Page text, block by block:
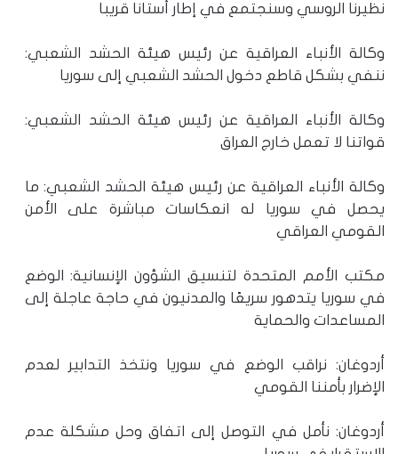
نظيرنا الروسي وسنجتمع في إطار أستانا قريبا
وكالة الأنباء العراقية عن رئيس هيئة الحشد الشعبي:
ننفي بشكل قاطع دخول الحشد الشعبي إلى سوريا
وكالة الأنباء العراقية عن رئيس هيئة الحشد الشعبي:
قواتنا لا تعمل خارج العراق
وكالة الأنباء العراقية عن رئيس هيئة الحشد الشعبي: ما
يحصل في سوريا له انعكاسات مباشرة على الأمن
القومي العراقي
مكتب الأمم المتحدة لتنسيق الشؤون الإنسانية: الوضع
في سوريا يتدهور سريعًا والمدنيون في حاجة عاجلة إلى
المساعدات والحماية
أردوغان: نراقب الوضع في سوريا ونتخذ التدابير لعدم
الإضرار بأمننا القومي
أردوغان: نأمل في التوصل إلى اتفاق وحل مشكلة عدم